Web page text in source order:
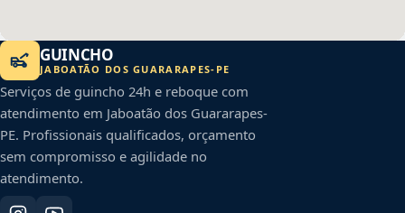
GUINCHO
JABOATÃO DOS GUARARAPES- PE
Serviços de guincho 24h e reboque com
atendimento em Jaboatão dos Guararapes-
PE. Profissionais qualificados, orçamento
sem compromisso e agilidade no
atendimento.